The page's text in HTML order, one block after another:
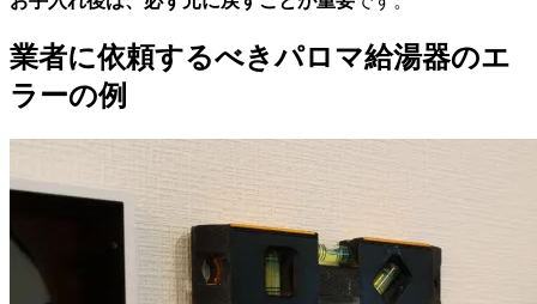
業者に依頼するべきパロマ給湯器のエ
ラーの例